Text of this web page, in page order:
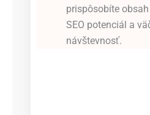
prispôsobíte
SEO potenciál a
návštevnosť.